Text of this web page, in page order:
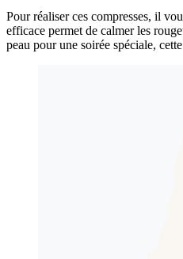
Pour réaliser ces compresses, il
efficace permet de calmer les
peau pour une soirée spéciale,